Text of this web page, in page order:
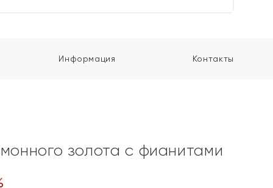
Информация Контакты
золота с фианитами